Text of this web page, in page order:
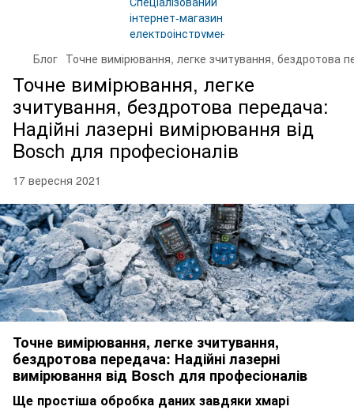
Блог Точне вимірювання, легке зчитування, бездротова
Точне вимірювання, легке
зчитування, бездротова передача:
Надійні лазерні вимірювання від
Bosch для професіоналів
17 вересня 2021
Точне вимірювання, легке зчитування,
бездротова передача: Надійні лазерні
вимірювання від Bosch для професіоналів
Ще простіша обробка даних завдяки хмарі